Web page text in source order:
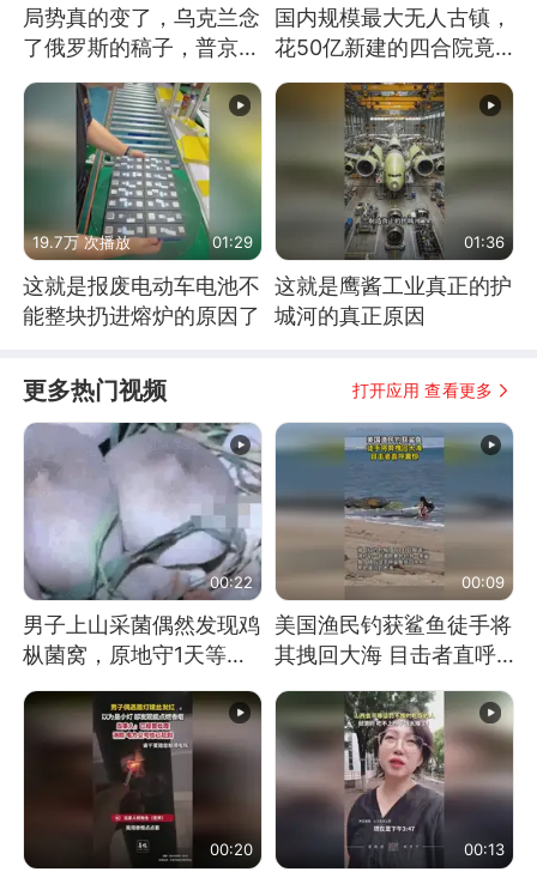
局势真的变了，乌克兰念
了俄罗斯的稿子，普京说
战胜自己就是胜利
国内规模最大无人古镇，
花50亿新建的四合院竟
没人住，发生了啥
19.7万 次播放 01:29
这就是报废电动车电池不
能整块扔进熔炉的原因了
01:36
这就是鹰酱工业真正的护
城河的真正原因
更多热门视频 打开应用 查看更多
00:22
男子上山采菌偶然发现鸡
枞菌窝，原地守1天等它
00:09
美国渔民钓获鲨鱼徒手将
其拽回大海 目击者直呼
消息）
00:20 00:13